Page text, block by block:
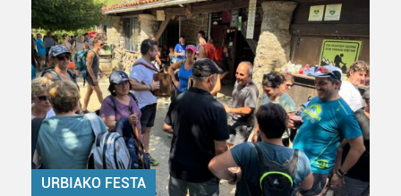
URBIAKO FESTA